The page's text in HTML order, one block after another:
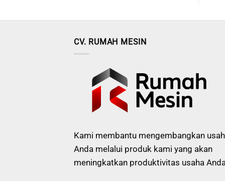
CV. RUMAH MESIN
Kami membantu mengembangkan
Anda melalui produk kami yang akan
meningkatkan produktivitas usaha